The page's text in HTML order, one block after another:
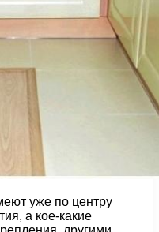
уже по центру
а кое-какие